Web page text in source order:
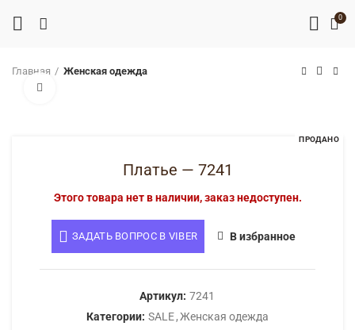
0
Главная Женская одежда
ПРОДАНО
Платье — 7241
Этого товара нет в наличии, заказ недоступен.
ЗАДАТЬ ВОПРОС В VIBER В избранное
Артикул: 7241
Категории: SALE ,Женская одежда